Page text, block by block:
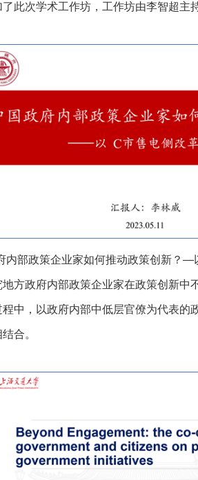
此次学术工作坊，工作坊由李智超主持
内部政策企业家如何推动政策创新？
方政府内部政策企业家在政策创新
中，以政府内部中低层官僚为代表的
合。